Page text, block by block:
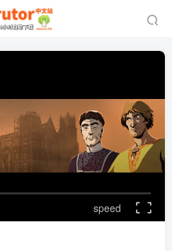
speed